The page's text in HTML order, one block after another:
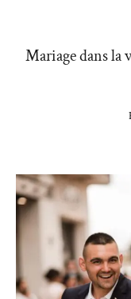
Mariage dans la